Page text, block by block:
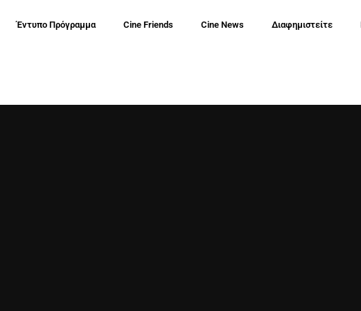
Έντυπο Πρόγραμμα Cine Friends Cine News Διαφημιστείτε